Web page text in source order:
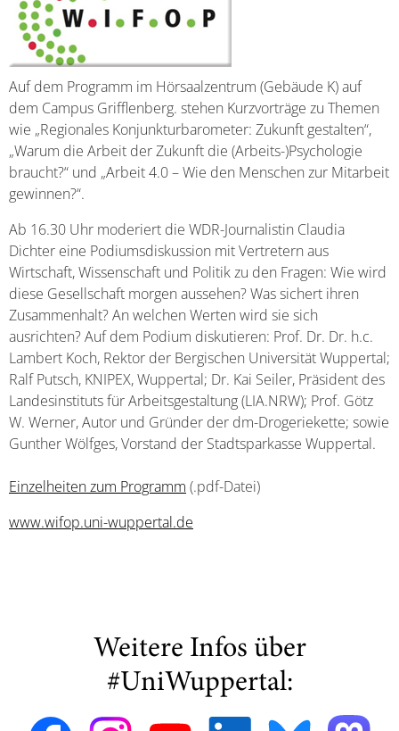
Auf dem Programm im Hörsaalzentrum (Gebäude K) auf
dem Campus Grifflenberg. stehen Kurzvorträge zu Themen
wie „Regionales Konjunkturbarometer: Zukunft gestalten“,
„Warum die Arbeit der Zukunft die (Arbeits-)Psychologie
braucht?“ und „Arbeit 4.0 – Wie den Menschen zur Mitarbeit
gewinnen?“.
Ab 16.30 Uhr moderiert die WDR-Journalistin Claudia
Dichter eine Podiumsdiskussion mit Vertretern aus
Wirtschaft, Wissenschaft und Politik zu den Fragen: Wie wird
diese Gesellschaft morgen aussehen? Was sichert ihren
Zusammenhalt? An welchen Werten wird sie sich
ausrichten? Auf dem Podium diskutieren: Prof. Dr. Dr. h.c.
Lambert Koch, Rektor der Bergischen Universität Wuppertal;
Ralf Putsch, KNIPEX, Wuppertal; Dr. Kai Seiler, Präsident des
Landesinstituts für Arbeitsgestaltung (LIA.NRW); Prof. Götz
W. Werner, Autor und Gründer der dm-Drogeriekette; sowie
Gunther Wölfges, Vorstand der Stadtsparkasse Wuppertal.
Einzelheiten zum Programm (.pdf-Datei)
www.wifop.uni-wuppertal.de
Weitere Infos über
#UniWuppertal: